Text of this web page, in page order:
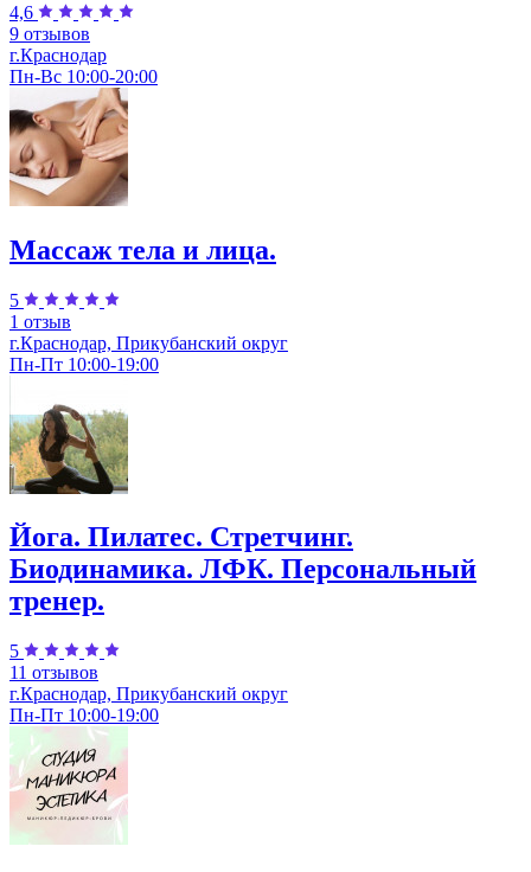
4,6
9 отзывов
г.Краснодар
Пн-Вс 10:00-20:00
Массаж тела и лица.
5
1 отзыв
г.Краснодар, Прикубанский округ
Пн-Пт 10:00-19:00
Йога. Пилатес. Стретчинг.
Биодинамика. ЛФК. Персональный
тренер.
5
11 отзывов
г.Краснодар, Прикубанский округ
Пн-Пт 10:00-19:00